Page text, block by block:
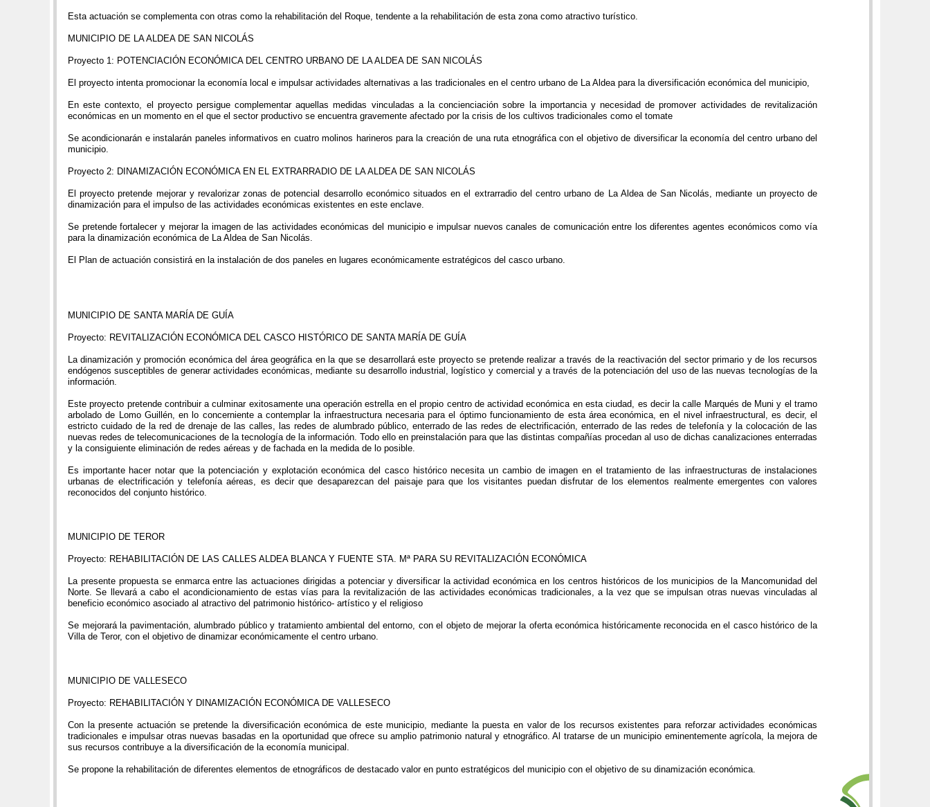
Esta actuación se complementa con otras como la rehabilitación del Roque, tendente a la rehabilitación de esta zona como atractivo turístico.
MUNICIPIO DE LA ALDEA DE SAN NICOLÁS
Proyecto 1: POTENCIACIÓN ECONÓMICA DEL CENTRO URBANO DE LA ALDEA DE SAN NICOLÁS
El proyecto intenta promocionar la economía local e impulsar actividades alternativas a las tradicionales en el centro urbano de La Aldea para la diversificación económica del municipio,
En este contexto, el proyecto persigue complementar aquellas medidas vinculadas a la concienciación sobre la importancia y necesidad de promover actividades de revitalización
económicas en un momento en el que el sector productivo se encuentra gravemente afectado por la crisis de los cultivos tradicionales como el tomate
Se acondicionarán e instalarán paneles informativos en cuatro molinos harineros para la creación de una ruta etnográfica con el objetivo de diversificar la economía del centro urbano del
municipio.
Proyecto 2: DINAMIZACIÓN ECONÓMICA EN EL EXTRARRADIO DE LA ALDEA DE SAN NICOLÁS
El proyecto pretende mejorar y revalorizar zonas de potencial desarrollo económico situados en el extrarradio del centro urbano de La Aldea de San Nicolás, mediante un proyecto de
dinamización para el impulso de las actividades económicas existentes en este enclave.
Se pretende fortalecer y mejorar la imagen de las actividades económicas del municipio e impulsar nuevos canales de comunicación entre los diferentes agentes económicos como vía
para la dinamización económica de La Aldea de San Nicolás.
El Plan de actuación consistirá en la instalación de dos paneles en lugares económicamente estratégicos del casco urbano.
MUNICIPIO DE SANTA MARÍA DE GUÍA
Proyecto: REVITALIZACIÓN ECONÓMICA DEL CASCO HISTÓRICO DE SANTA MARÍA DE GUÍA
La dinamización y promoción económica del área geográfica en la que se desarrollará este proyecto se pretende realizar a través de la reactivación del sector primario y de los recursos
endógenos susceptibles de generar actividades económicas, mediante su desarrollo industrial, logístico y comercial y a través de la potenciación del uso de las nuevas tecnologías de la
información.
Este proyecto pretende contribuir a culminar exitosamente una operación estrella en el propio centro de actividad económica en esta ciudad, es decir la calle Marqués de Muni y el tramo
arbolado de Lomo Guillén, en lo concerniente a contemplar la infraestructura necesaria para el óptimo funcionamiento de esta área económica, en el nivel infraestructural, es decir, el
estricto cuidado de la red de drenaje de las calles, las redes de alumbrado público, enterrado de las redes de electrificación, enterrado de las redes de telefonía y la colocación de las
nuevas redes de telecomunicaciones de la tecnología de la información. Todo ello en preinstalación para que las distintas compañías procedan al uso de dichas canalizaciones enterradas
y la consiguiente eliminación de redes aéreas y de fachada en la medida de lo posible.
Es importante hacer notar que la potenciación y explotación económica del casco histórico necesita un cambio de imagen en el tratamiento de las infraestructuras de instalaciones
urbanas de electrificación y telefonía aéreas, es decir que desaparezcan del paisaje para que los visitantes puedan disfrutar de los elementos realmente emergentes con valores
reconocidos del conjunto histórico.
MUNICIPIO DE TEROR
Proyecto: REHABILITACIÓN DE LAS CALLES ALDEA BLANCA Y FUENTE STA. Mª PARA SU REVITALIZACIÓN ECONÓMICA
La presente propuesta se enmarca entre las actuaciones dirigidas a potenciar y diversificar la actividad económica en los centros históricos de los municipios de la Mancomunidad del
Norte. Se llevará a cabo el acondicionamiento de estas vías para la revitalización de las actividades económicas tradicionales, a la vez que se impulsan otras nuevas vinculadas al
beneficio económico asociado al atractivo del patrimonio histórico- artístico y el religioso
Se mejorará la pavimentación, alumbrado público y tratamiento ambiental del entorno, con el objeto de mejorar la oferta económica históricamente reconocida en el casco histórico de la
Villa de Teror, con el objetivo de dinamizar económicamente el centro urbano.
MUNICIPIO DE VALLESECO
Proyecto: REHABILITACIÓN Y DINAMIZACIÓN ECONÓMICA DE VALLESECO
Con la presente actuación se pretende la diversificación económica de este municipio, mediante la puesta en valor de los recursos existentes para reforzar actividades económicas
tradicionales e impulsar otras nuevas basadas en la oportunidad que ofrece su amplio patrimonio natural y etnográfico. Al tratarse de un municipio eminentemente agrícola, la mejora de
sus recursos contribuye a la diversificación de la economía municipal.
Se propone la rehabilitación de diferentes elementos de etnográficos de destacado valor en punto estratégicos del municipio con el objetivo de su dinamización económica.